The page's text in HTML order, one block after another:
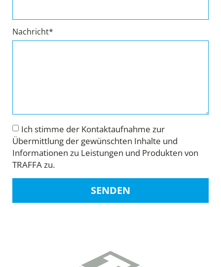
Nachricht*
Ich stimme der Kontaktaufnahme zur
Übermittlung der gewünschten Inhalte und
Informationen zu Leistungen und Produkten von
TRAFFA zu.
SENDEN